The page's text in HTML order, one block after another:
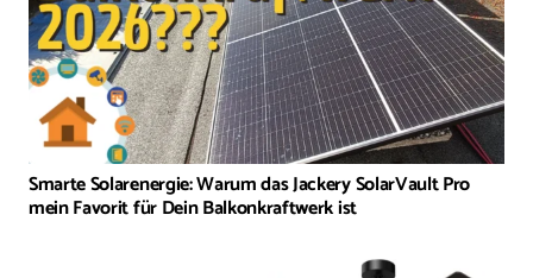
Smarte Solarenergie: Warum das Jackery SolarVault Pro
mein Favorit für Dein Balkonkraftwerk ist